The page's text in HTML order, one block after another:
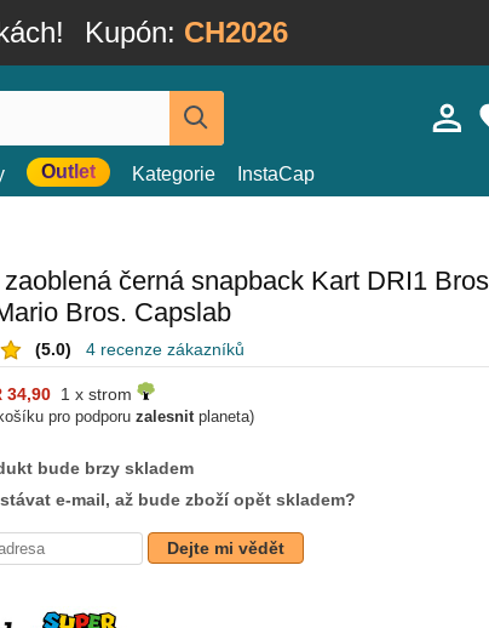
Kupón: CH2026
Outlet Kategorie InstaCap
černá snapback Kart DRI1
Bros. Capslab
(5.0) 4 recenze zákazníků
34,90 1 x strom
pro podporu zalesnitplaneta)
bude brzy skladem
e-mail, až bude zboží opět skladem?
Dejte mi vědět